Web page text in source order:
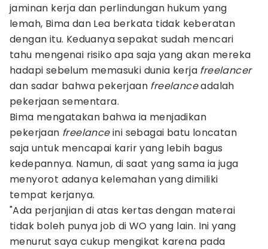
jaminan kerja dan perlindungan hukum yang
lemah, Bima dan Lea berkata tidak keberatan
dengan itu. Keduanya sepakat sudah mencari
tahu mengenai risiko apa saja yang akan mereka
hadapi sebelum memasuki dunia kerja freelancer
dan sadar bahwa pekerjaan freelanceadalah
pekerjaan sementara.
Bima mengatakan bahwa ia menjadikan
pekerjaan freelanceini sebagai batu loncatan
saja untuk mencapai karir yang lebih bagus
kedepannya. Namun, di saat yang sama ia juga
menyorot adanya kelemahan yang dimiliki
tempat kerjanya.
"Ada perjanjian di atas kertas dengan materai
tidak boleh punya job di WO yang lain. Ini yang
menurut saya cukup mengikat karena pada